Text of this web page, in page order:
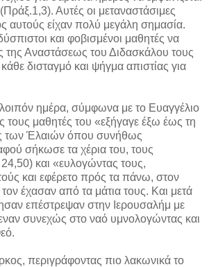
Αυτές οι μεταναστάσιμες
αυτούς είχαν πολύ μεγάλη σημασία.
και φοβισμένοι μαθητές να
της Αναστάσεως του Διδασκάλου τους
δισταγμό και ψήγμα απιστίας για
ημέρα, σύμφωνα με το Ευαγγέλιο
τους μαθητές του «εξήγαγε έξω έως τη
των Έλαιών όπου συνήθως
σήκωσε τα χέρια του, τους
και «ευλογώντας τους,
και εφέρετο πρός τα πάνω, στον
έχασαν από τα μάτια τους. Και μετά
επέστρεψαν στην Ιερουσαλήμ με
συνεχώς στο ναό υμνολογώντας και
περιγράφοντας πιο λακωνικά το